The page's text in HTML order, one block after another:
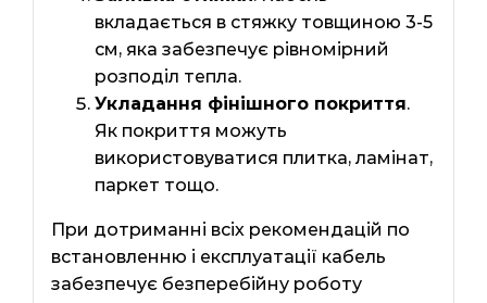
вкладається в стяжку товщиною 3-5
см, яка забезпечує рівномірний
розподіл тепла.
Укладання фінішного покриття.
Як покриття можуть
використовуватися плитка, ламінат,
паркет тощо.
При дотриманні всіх рекомендацій по
встановленню і експлуатації кабель
забезпечує безперебійну роботу